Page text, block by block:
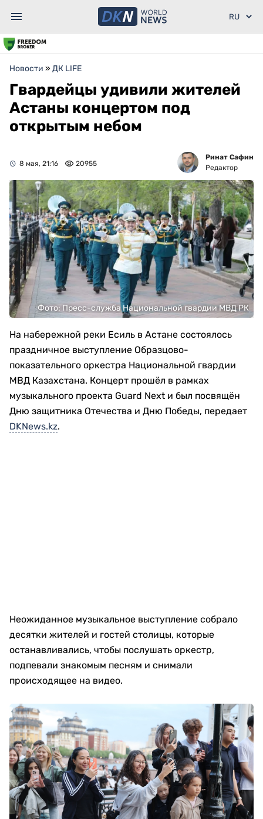
Новости » ДК LIFE
Гвардейцы удивили жителей
Астаны концертом под
открытым небом
8 мая, 21:16 20955
Ринат Сафин
Редактор
Фото: Пресс-служба Национальной гвардии МВД РК
На набережной реки Есиль в Астане состоялось
праздничное выступление Образцово-
показательного оркестра Национальной гвардии
МВД Казахстана. Концерт прошёл в рамках
музыкального проекта Guard Next и был посвящён
Дню защитника Отечества и Дню Победы, передает
DKNews.kz.
Неожиданное музыкальное выступление собрало
десятки жителей и гостей столицы, которые
останавливались, чтобы послушать оркестр,
подпевали знакомым песням и снимали
происходящее на видео.